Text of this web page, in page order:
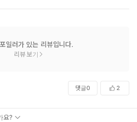
일러가 있는 리뷰입니다.
리뷰 보기
댓글0 2
요?